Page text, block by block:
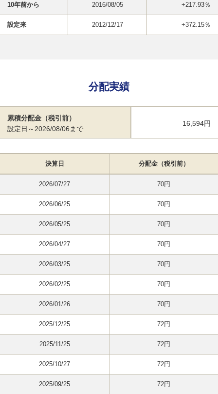
10年前から 2016/08/05 +217.93％
設定来 2012/12/17 +372.15％
分配実績
累積分配金（税引前）
設定日～2026/08/06まで
16,594円
決算日 分配金（税引前）
2026/07/27 70円
2026/06/25 70円
2026/05/25 70円
2026/04/27 70円
2026/03/25 70円
2026/02/25 70円
2026/01/26 70円
2025/12/25 72円
2025/11/25 72円
2025/10/27 72円
2025/09/25 72円